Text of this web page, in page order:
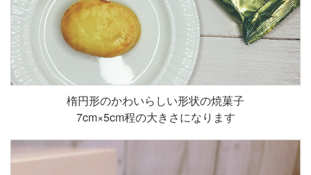
楕円形のかわいらしい形状の焼菓子
7cm×5cm程の大きさになります